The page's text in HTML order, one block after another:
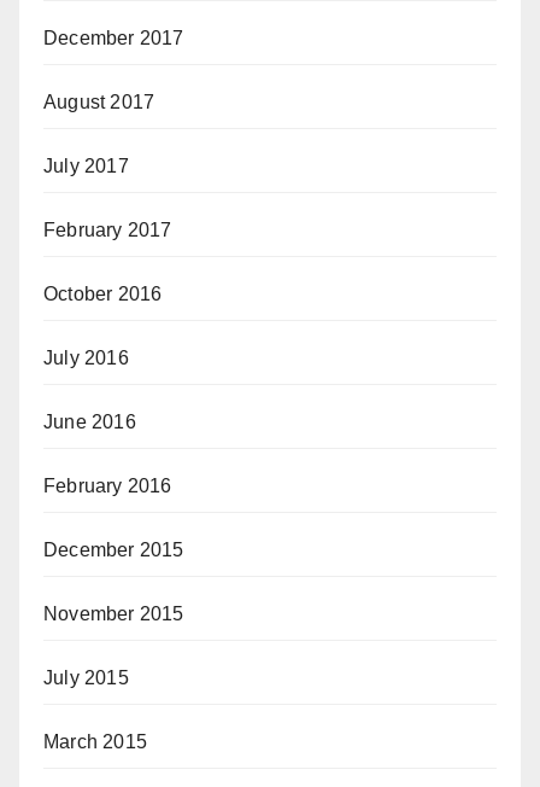
December 2017
August 2017
July 2017
February 2017
October 2016
July 2016
June 2016
February 2016
December 2015
November 2015
July 2015
March 2015